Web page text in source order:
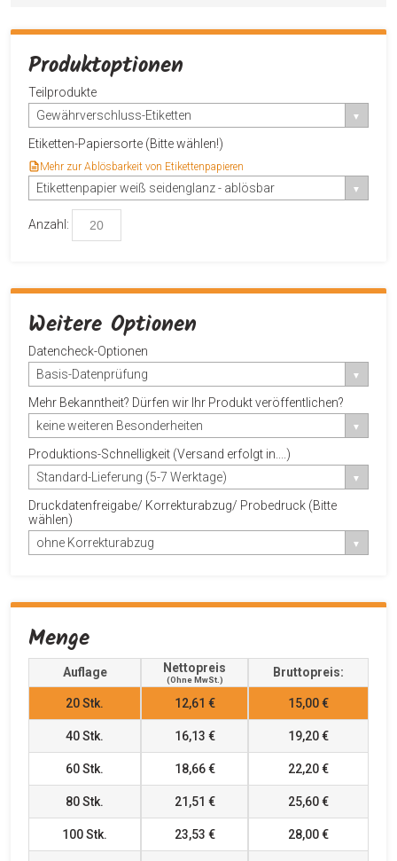
Produktoptionen
Teilprodukte
Gewährverschluss-Etiketten
Etiketten-Papiersorte (Bitte wählen!)
Mehr zur Ablösbarkeit von Etikettenpapieren
Etikettenpapier weiß seidenglanz - ablösbar
Anzahl:
Weitere Optionen
Datencheck-Optionen
Basis-Datenprüfung
Mehr Bekanntheit? Dürfen wir Ihr Produkt veröffentlichen?
keine weiteren Besonderheiten
Produktions-Schnelligkeit (Versand erfolgt in....)
Standard-Lieferung (5-7 Werktage)
Druckdatenfreigabe/ Korrekturabzug/ Probedruck (Bitte
wählen)
ohne Korrekturabzug
Menge
Auflage Nettopreis
(ohne MwSt.)
Bruttopreis:
20Stk. 12,61 € 15,00 €
40Stk. 16,13 € 19,20 €
60Stk. 18,66 € 22,20 €
80Stk. 21,51 € 25,60 €
100Stk. 23,53 € 28,00 €